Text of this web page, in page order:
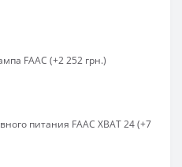
FAAC (+2 252 грн.)
питания FAAC XBAT 24 (+7